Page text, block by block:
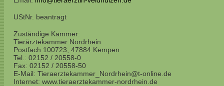
UStNr. beantragt
Zuständige Kammer:
Tierärztekammer Nordrhein
Postfach 100723, 47884 Kempen
Tel.: 02152 / 20558-0
Fax: 02152 / 20558-50
E-Mail: Tieraerztekammer_Nordrhein@t-online.de
Internet: www.tieraerztekammer-nordrhein.de